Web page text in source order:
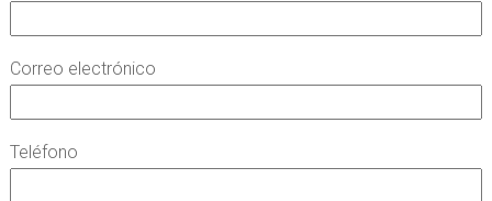
Correo electrónico
Teléfono